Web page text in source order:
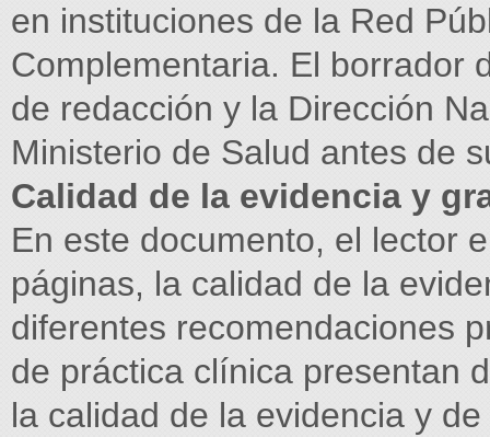
en instituciones de la Red
Complementaria. El borrador
de redacción y la Dirección
Ministerio de Salud antes de
Calidad de la evidencia y
En este documento, el lector
páginas, la calidad de la
diferentes recomendaciones
de práctica clínica presentan
la calidad de la evidencia y